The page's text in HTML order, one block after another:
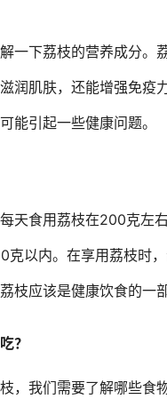
一下荔枝的营养成分。
润肌肤，还能增强免疫
能引起一些健康问题。
天食用荔枝在200克左
克以内。在享用荔枝时
枝应该是健康饮食的一部
？
，我们需要了解哪些食